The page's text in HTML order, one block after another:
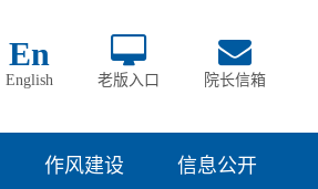
En
English 老版入口 院长信箱
作风建设 信息公开